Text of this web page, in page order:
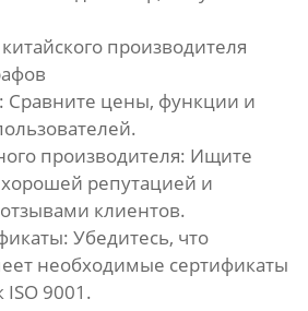
производителя
Сравните цены, функции и
производителя: Ищите
репутацией и
клиентов.
Убедитесь, что
необходимые сертификаты
ISO 9001.